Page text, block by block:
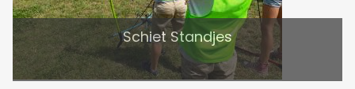
Schiet Standjes